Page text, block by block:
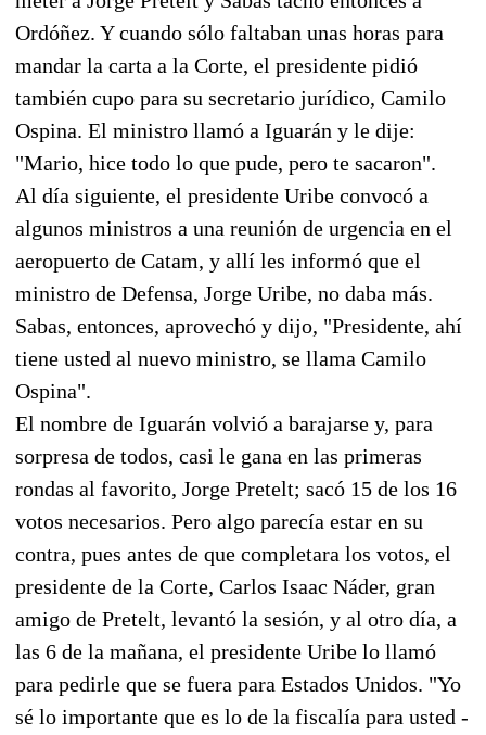
Ordóñez. Y cuando sólo faltaban unas horas para
mandar la carta a la Corte, el presidente pidió
también cupo para su secretario jurídico, Camilo
Ospina. El ministro llamó a Iguarán y le dije:
"Mario, hice todo lo que pude, pero te sacaron".
Al día siguiente, el presidente Uribe convocó a
algunos ministros a una reunión de urgencia en el
aeropuerto de Catam, y allí les informó que el
ministro de Defensa, Jorge Uribe, no daba más.
Sabas, entonces, aprovechó y dijo, "Presidente, ahí
tiene usted al nuevo ministro, se llama Camilo
Ospina".
El nombre de Iguarán volvió a barajarse y, para
sorpresa de todos, casi le gana en las primeras
rondas al favorito, Jorge Pretelt; sacó 15 de los 16
votos necesarios. Pero algo parecía estar en su
contra, pues antes de que completara los votos, el
presidente de la Corte, Carlos Isaac Náder, gran
amigo de Pretelt, levantó la sesión, y al otro día, a
las 6 de la mañana, el presidente Uribe lo llamó
para pedirle que se fuera para Estados Unidos. "Yo
sé lo importante que es lo de la fiscalía para usted -